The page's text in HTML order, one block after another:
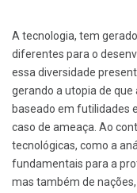
A tecnologia, tem
diferentes para o
essa diversidade
gerando a utopia de
baseado em futilidades
caso de ameaça. Ao
tecnológicas, como a
fundamentais para a
mas também de